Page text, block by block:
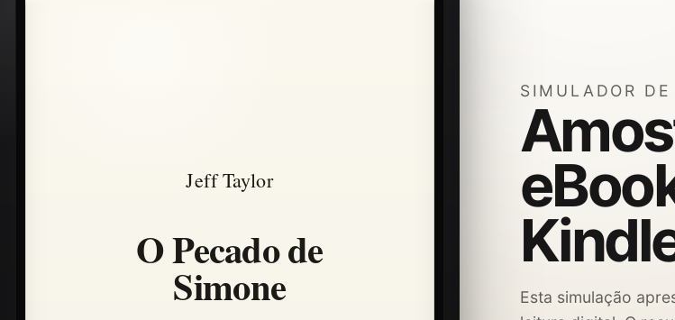
Jeff Taylor
O Pecado de
Simone
SIMULADOR DE
Esta simulação